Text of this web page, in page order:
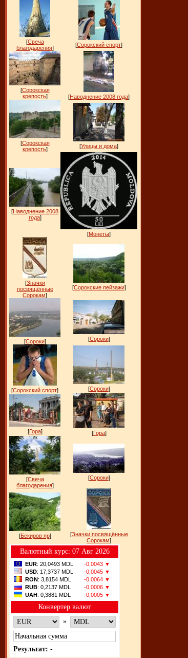
[Свеча
благодарения] [Сорокский спорт]
[Сорокская
крепость] [Наводнение 2008 года]
[Сорокская
крепость] [Улицы и дома]
[Наводнение 2008
года]
[Монеты]
[Значки
посвящённые
Сорокам]
[Сорокские пейзажи]
[Сороки] [Сороки]
[Сорокский спорт] [Сороки]
[Гора] [Гора]
[Свеча
благодарения]
[Сороки]
[Бекиров яр] [Значки посвящённые
Сорокам]
Bалютный курс: 07 Авг 2026
EUR: 20,0493 MDL
-0,0043 ▼
USD: 17,3737 MDL
-0,0045 ▼
RON: 3,8154 MDL
-0,0064 ▼
RUB: 0,2137 MDL
-0,0006 ▼
UAH: 0,3881 MDL -0,0005 ▼
Конвертер валют
»
Результат: -